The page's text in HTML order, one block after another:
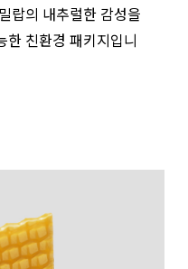
랍의 내추럴한 감성을
한 친환경 패키지입니